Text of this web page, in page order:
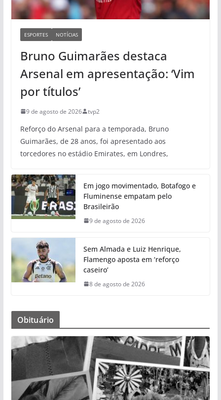
ESPORTES NOTÍCIAS
Bruno Guimarães destaca
Arsenal em apresentação: ‘Vim
por títulos’
9 de agosto de 2026 tvp2
Reforço do Arsenal para a temporada, Bruno
Guimarães, de 28 anos, foi apresentado aos
torcedores no estádio Emirates, em Londres,
Em jogo movimentado, Botafogo e
Fluminense empatam pelo
Brasileirão
9 de agosto de 2026
Sem Almada e Luiz Henrique,
Flamengo aposta em ‘reforço
caseiro’
8 de agosto de 2026
Obituário